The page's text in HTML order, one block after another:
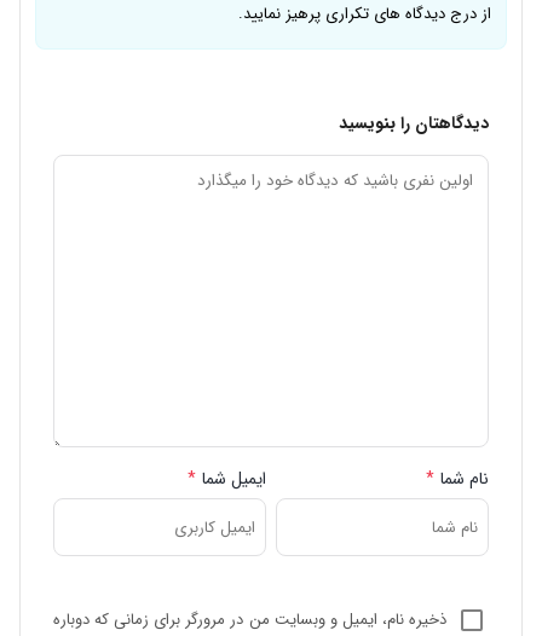
از درج دیدگاه های تکراری پرهیز نمایید.
دیدگاهتان را بنویسید
نام شما * ایمیل شما *
ذخیره نام، ایمیل و وبسایت من در مرورگر برای زمانی که دوباره